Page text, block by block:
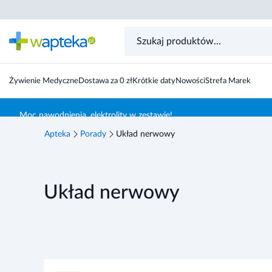
Żywienie MedyczneDostawa za 0 złKrótkie datyNowościStrefa Marek
Moc nawodnienia, elektrolity w zestawie!
Apteka Porady Układ nerwowy
Układ nerwowy